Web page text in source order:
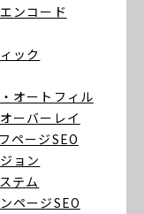
エンコード
ック
・オートフィル
オーバーレイ
ページSEO
ョン
テム
ページSEO